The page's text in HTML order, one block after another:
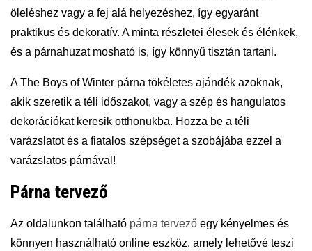
öleléshez vagy a fej alá helyezéshez, így egyaránt
praktikus és dekoratív. A minta részletei élesek és élénkek,
és a párnahuzat mosható is, így könnyű tisztán tartani.
A The Boys of Winter párna tökéletes ajándék azoknak,
akik szeretik a téli időszakot, vagy a szép és hangulatos
dekorációkat keresik otthonukba. Hozza be a téli
varázslatot és a fiatalos szépséget a szobájába ezzel a
varázslatos párnával!
Párna tervező
Az oldalunkon található párna tervező egy kényelmes és
könnyen használható online eszköz, amely lehetővé teszi